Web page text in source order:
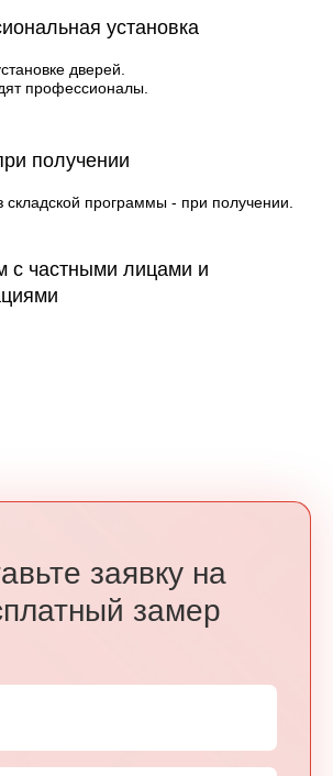
установка
дверей.
профессионалы.
получении
складской программы - при получении.
с частными лицами и
заявку на
замер